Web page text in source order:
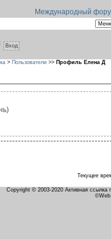
Международный
> Пользователи >> Профиль Елена Д
Текущее
Copyright © 2003-2020 Активная ссылка